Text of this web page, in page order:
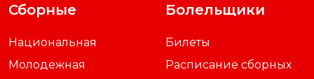
Сборные
Национальная
Молодежная
Болельщики
Билеты
Расписание сборных